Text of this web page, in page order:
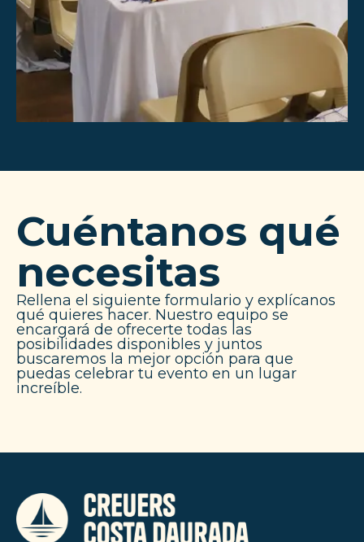
Cuéntanos qué
necesitas
Rellena el siguiente formulario y explícanos
qué quieres hacer. Nuestro equipo se
encargará de ofrecerte todas las
posibilidades disponibles y juntos
buscaremos la mejor opción para que
puedas celebrar tu evento en un lugar
increíble.